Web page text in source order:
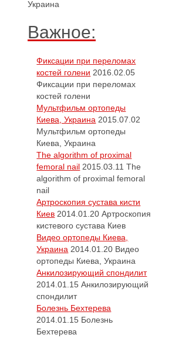
Украина
Важное:
Фиксации при переломах
костей голени 2016.02.05
Фиксации при переломах
костей голени
Мультфильм ортопеды
Киева, Украина 2015.07.02
Мультфильм ортопеды
Киева, Украина
The algorithm of proximal
femoral nail 2015.03.11 The
algorithm of proximal femoral
nail
Артроскопия сустава кисти
Киев 2014.01.20 Артроскопия
кистевого сустава Киев
Видео ортопеды Киева,
Украина 2014.01.20 Видео
ортопеды Киева, Украина
Анкилозирующий спондилит
2014.01.15 Анкилозирующий
спондилит
Болезнь Бехтерева
2014.01.15 Болезнь
Бехтерева